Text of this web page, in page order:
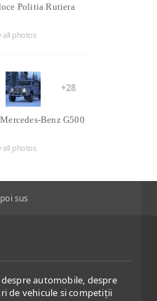
Politia Rutiera
all photos
+28
Benz G500
all photos
sus
automobile, despre
de vehicule si competiții